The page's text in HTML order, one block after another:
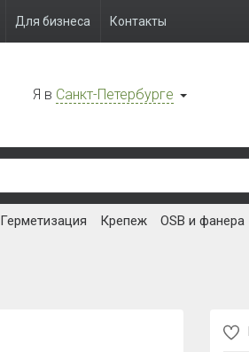
Для бизнеса Контакты
Я в Санкт-Петербурге
Герметизация Крепеж OSB и фанера